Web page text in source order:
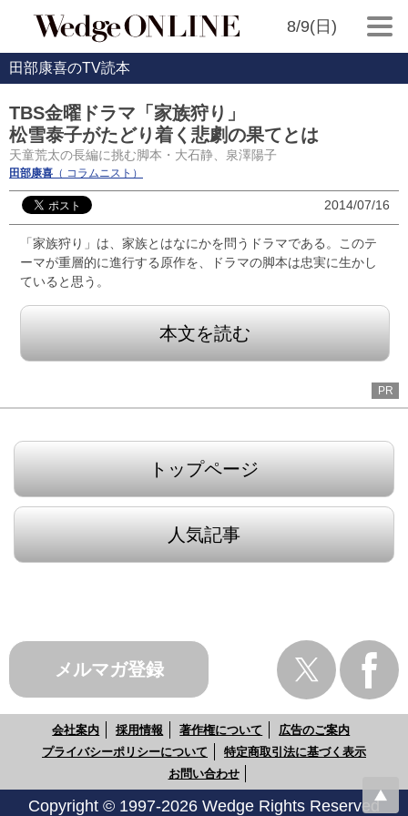
8/9(日)
田部康喜のTV読本
TBS金曜ドラマ「家族狩り」
松雪泰子がたどり着く悲劇の果てとは
天童荒太の長編に挑む脚本・大石静、泉澤陽子
田部康喜 （ コラムニスト）
2014/07/16
「家族狩り」は、家族とはなにかを問うドラマである。このテ
ーマが重層的に進行する原作を、ドラマの脚本は忠実に生かし
ていると思う。
本文を読む
PR
トップページ
人気記事
メルマガ登録
会社案内 採用情報 著作権について
広告のご案内
プライバシーポリシーについて
特定商取引法に基づく表示
お問い合わせ
Copyright © 1997-2026 Wedge Rights Reserved